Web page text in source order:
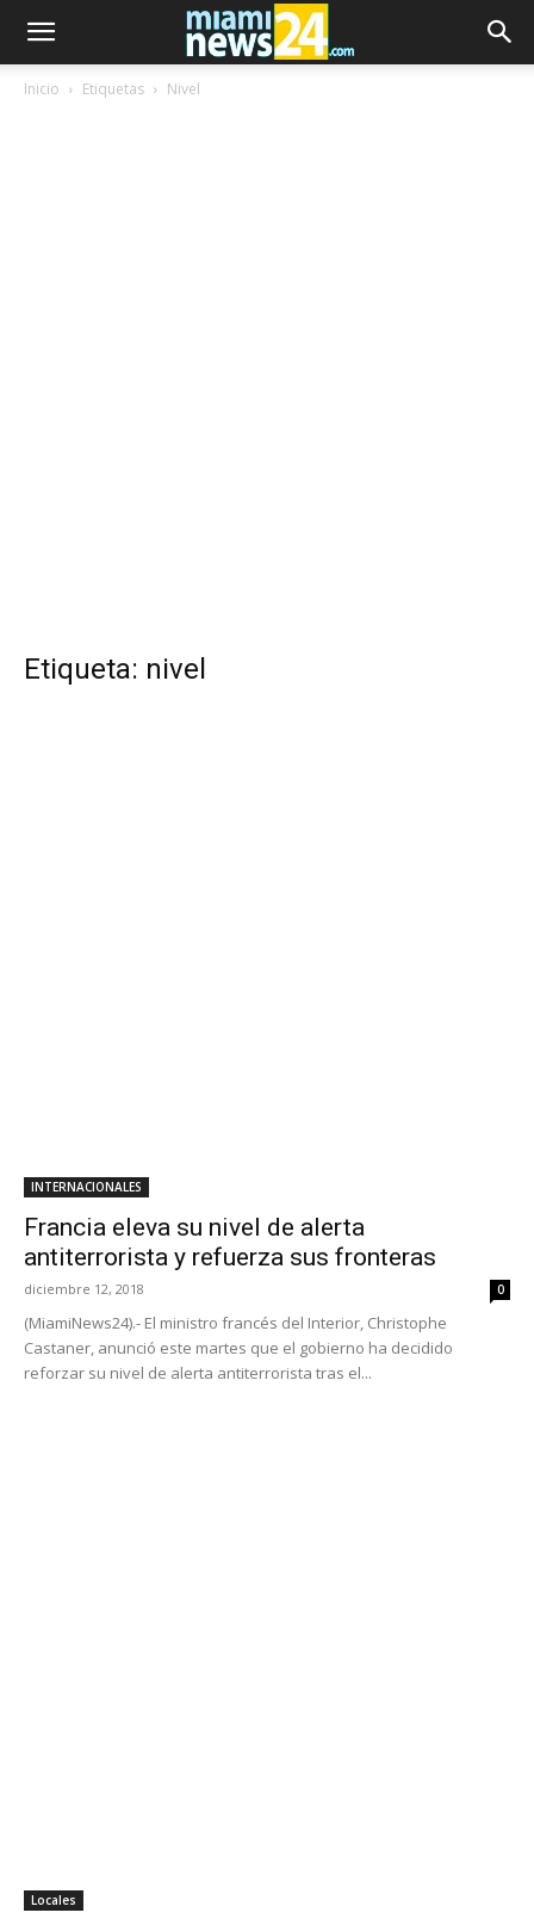
Inicio Etiquetas Nivel
Etiqueta: nivel
INTERNACIONALES
Francia eleva su nivel de alerta
antiterrorista y refuerza sus fronteras
diciembre 12, 2018 0
(MiamiNews24).- El ministro francés del Interior, Christophe
Castaner, anunció este martes que el gobierno ha decidido
reforzar su nivel de alerta antiterrorista tras el...
Locales